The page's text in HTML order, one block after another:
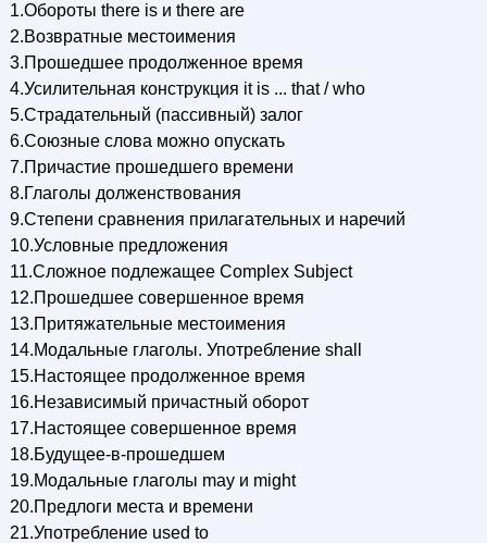
1.Обороты there is и there are
2.Возвратные местоимения
3.Прошедшее продолженное время
4.Усилительная конструкция it is ... that / who
5.Страдательный (пассивный) залог
6.Союзные слова можно опускать
7.Причастие прошедшего времени
8.Глаголы долженствования
9.Степени сравнения прилагательных и наречий
10.Условные предложения
11.Сложное подлежащее Complex Subject
12.Прошедшее совершенное время
13.Притяжательные местоимения
14.Модальные глаголы. Употребление shall
15.Настоящее продолженное время
16.Независимый причастный оборот
17.Настоящее совершенное время
18.Будущее-в-прошедшем
19.Модальные глаголы may и might
20.Предлоги места и времени
21.Употребление used to